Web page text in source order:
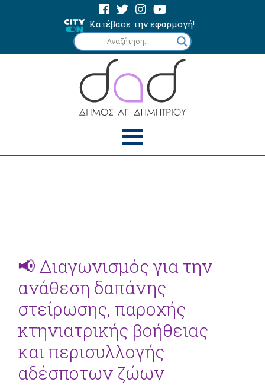
Κατέβασε την εφαρμογή!
📢 Διαγωνισμός για την
ανάθεση δαπάνης
στείρωσης, παροχής
κτηνιατρικής βοήθειας
και περισυλλογής
αδέσποτων ζώων